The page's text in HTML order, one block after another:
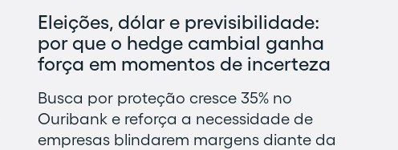
Eleições, dólar e previsibilidade:
por que o hedge cambial ganha
força em momentos de incerteza
Busca por proteção cresce 35% no
Ouribank e reforça a necessidade de
empresas blindarem margens diante da